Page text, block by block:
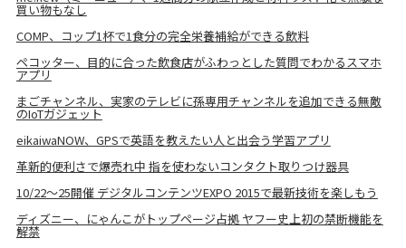
買い物もなし
COMP、コップ1杯で1食分の完全栄養補給ができる飲料
ペコッター、目的に合った飲食店がふわっとした質問でわかるスマホ
アプリ
まごチャンネル、実家のテレビに孫専用チャンネルを追加できる無敵
のIoTガジェット
eikaiwaNOW、GPSで英語を教えたい人と出会う学習アプリ
革新的便利さで爆売れ中 指を使わないコンタクト取りつけ器具
10/22～25開催 デジタルコンテンツEXPO 2015で最新技術を楽しもう
ディズニー、にゃんこがトップページ占拠 ヤフー史上初の禁断機能を
解禁